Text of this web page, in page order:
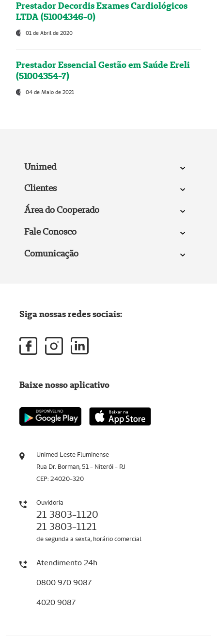
Prestador Decordis Exames Cardiológicos
LTDA (51004346-0)
01 de Abril de 2020
Prestador Essencial Gestão em Saúde Ereli
(51004354-7)
04 de Maio de 2021
Unimed
Clientes
Área do Cooperado
Fale Conosco
Comunicação
Unimed Leste Fluminense
Rua Dr. Borman, 51 - Niterói - RJ
CEP: 24020-320
Ouvidoria
21 3803-1120
21 3803-1121
de segunda a sexta, horário comercial
Atendimento 24h
0800 970 9087
4020 9087
Siga nossas redes sociais:
Baixe nosso aplicativo